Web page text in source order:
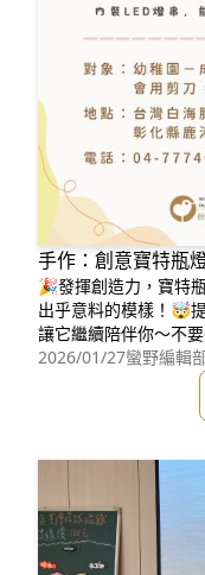
手作：創意寶特瓶
🎉發揮創造力，寶特
出乎意料的模樣！🤯
讓它繼續陪伴你～不
結：https://pse.is/
吧！⏰時間：02/27
媽祖宮（彰化縣鹿港鎮
2026/01/27蠻野編輯